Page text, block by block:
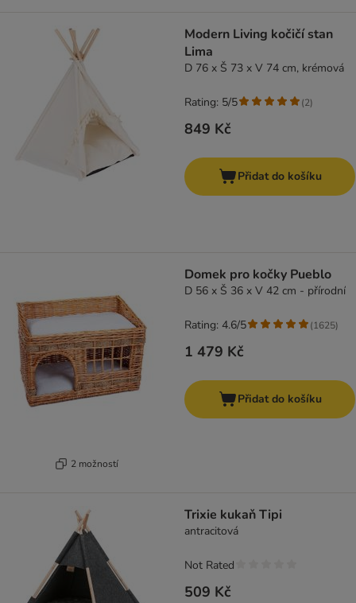
Modern Living kočičí stan
Lima
D 76 x Š 73 x V 74 cm, krémová
849 Kč
Rating: 5/5 (2)
Přidat do košíku
2 možností
Domek pro kočky Pueblo
D 56 x Š 36 x V 42 cm - přírodní
1 479 Kč
Rating: 4.6/5 (1625)
Přidat do košíku
Trixie kukaň Tipi
antracitová
509 Kč
Not Rated